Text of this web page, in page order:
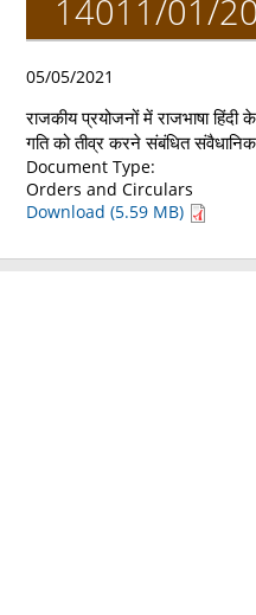
14011/01/
05/05/2021
राजकीय प्रयोजनों में राजभाषा हिंदी
गति को तीव्र करने संबंधित
Document Type:
Orders and Circulars
Download (5.59 MB)